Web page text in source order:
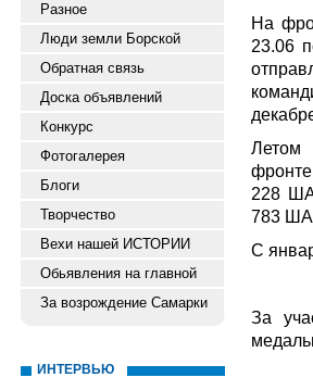
Разное
Люди земли Борской
Обратная связь
Доска объявлений
Конкурс
Фотогалерея
Блоги
Творчество
Вехи нашей ИСТОРИИ
Обьявления на главной
За возрождение Самарки
ИНТЕРВЬЮ
На
23.06
Летом
228
783
С
За